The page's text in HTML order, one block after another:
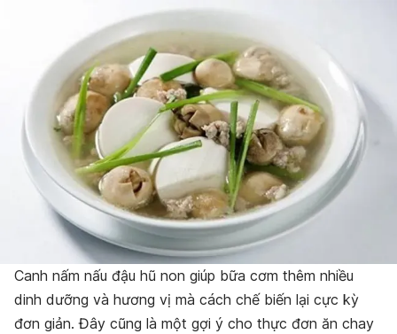
Canh nấm nấu đậu hũ non giúp bữa cơm thêm nhiều
dinh dưỡng và hương vị mà cách chế biến lại cực kỳ
đơn giản. Đây cũng là một gợi ý cho thực đơn ăn chay